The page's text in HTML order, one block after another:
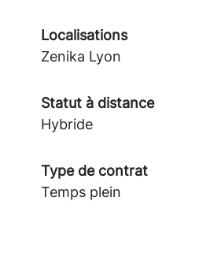
Localisations
Zenika Lyon
Statut à distance
Hybride
Type de contrat
Temps plein